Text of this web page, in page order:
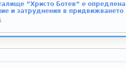
“Христо Ботев“ е опредлена
и затруднения в придвижването